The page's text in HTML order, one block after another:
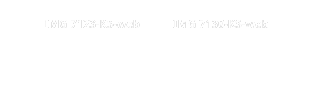
IMG 7123-KS-web IMG 7130-KS-web